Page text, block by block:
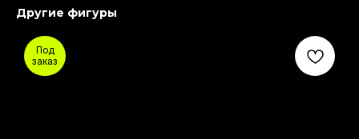
Другие фигуры
Под
заказ